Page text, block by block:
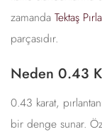
zamanda Tektaş
parçasıdır.
Neden 0.43
0.43 karat,
bir denge sunar.